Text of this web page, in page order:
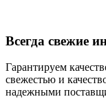
Всегда свежие
Гарантируем
свежестью и
надежными